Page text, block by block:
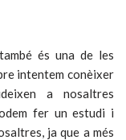
és una de les
intentem conèixer
a nosaltres
fer un estudi i
ja que a més